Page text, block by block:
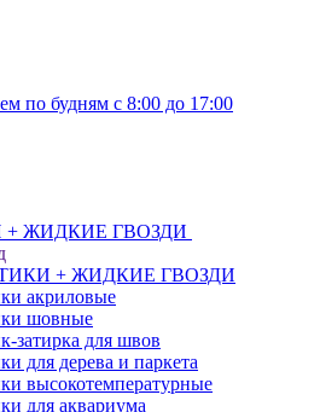
по будням с 8:00 до 17:00
+ ЖИДКИЕ ГВОЗДИ
+ ЖИДКИЕ ГВОЗДИ
акриловые
шовные
затирка для швов
для дерева и паркета
высокотемпературные
для аквариума